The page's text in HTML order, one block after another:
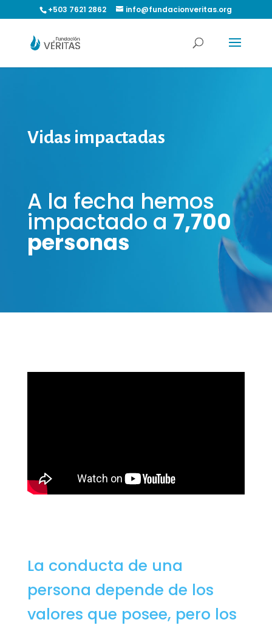
+503 7621 2862 info@fundacionveritas.org
Vidas impactadas
A la fecha hemos
impactado a 7,700
personas
La conducta de una
persona depende de los
valores que posee, pero los